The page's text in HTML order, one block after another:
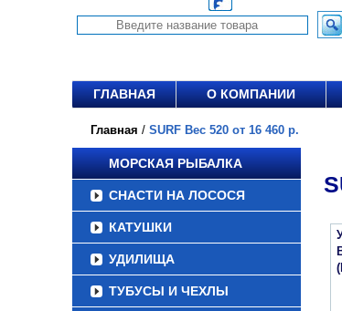
ГЛАВНАЯ О КОМПАНИИ
Главная / SURF Вес 520 от 16 460 р.
МОРСКАЯ РЫБАЛКА
СНАСТИ НА ЛОСОСЯ
КАТУШКИ
УДИЛИЩА
ТУБУСЫ И ЧЕХЛЫ